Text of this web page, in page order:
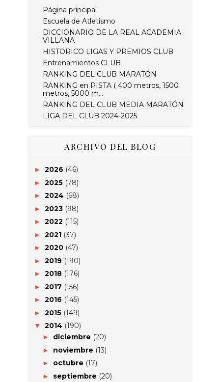
Página principal
Escuela de Atletismo
DICCIONARIO DE LA REAL ACADEMIA
VILLANA
HISTORICO LIGAS Y PREMIOS CLUB
Entrenamientos CLUB
RANKING DEL CLUB MARATÓN
RANKING en PISTA ( 400 metros, 1500
metros, 5000 m...
RANKING DEL CLUB MEDIA MARATÓN
LIGA DEL CLUB 2024-2025
ARCHIVO DEL BLOG
► 2026 (46)
► 2025 (78)
► 2024 (68)
► 2023 (98)
► 2022 (115)
► 2021 (37)
► 2020 (47)
► 2019 (190)
► 2018 (176)
► 2017 (156)
► 2016 (145)
► 2015 (149)
▼ 2014 (190)
► diciembre (20)
► noviembre (13)
► octubre (17)
► septiembre (20)